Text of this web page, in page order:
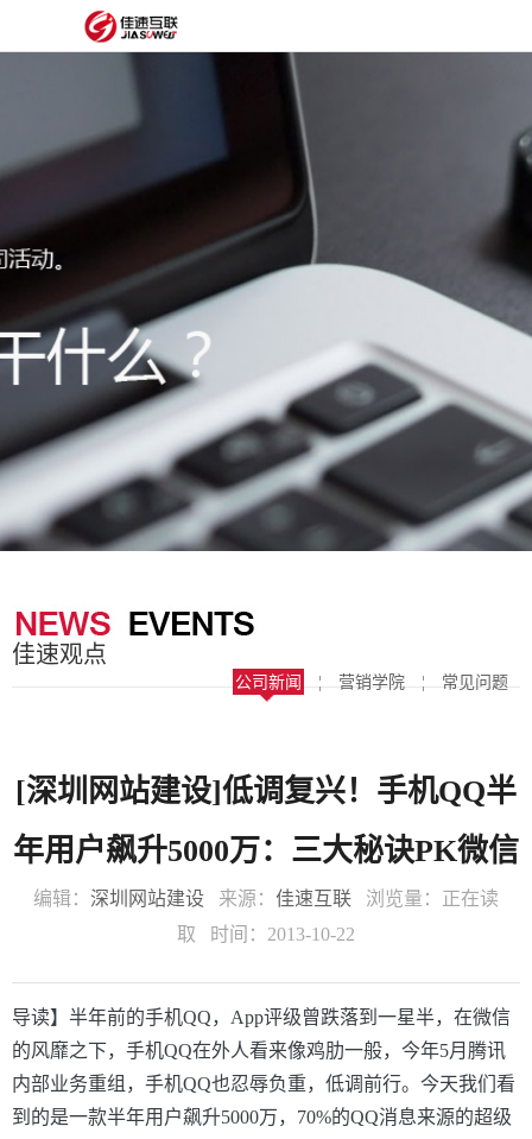
设
网
建
制
板
抖
获
里
服
经
案
站
圈
子
关
佳速观点
公司新闻 ¦ 营销学院 ¦ 常见问题
[深圳网站建设]低调复兴！手机QQ半
年用户飙升5000万：三大秘诀PK微信
编辑： 深圳网站建设 来源： 佳速互联 浏览量： 正在读
取 时间：2013-10-22
导读】半年前的手机QQ，App评级曾跌落到一星半，在微信
的风靡之下，手机QQ在外人看来像鸡肋一般，今年5月腾讯
内部业务重组，手机QQ也忍辱负重，低调前行。今天我们看
到的是一款半年用户飙升5000万，70%的QQ消息来源的超级